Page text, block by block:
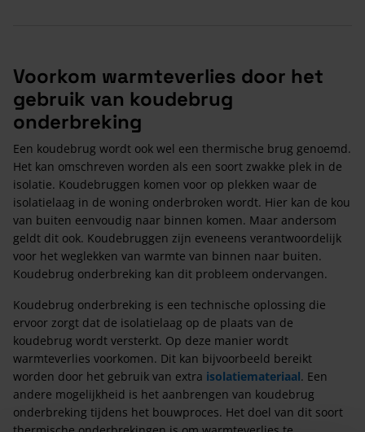
Voorkom warmteverlies door het
gebruik van koudebrug
onderbreking
Een koudebrug wordt ook wel een thermische brug genoemd.
Het kan omschreven worden als een soort zwakke plek in de
isolatie. Koudebruggen komen voor op plekken waar de
isolatielaag in de woning onderbroken wordt. Hier kan de kou
van buiten eenvoudig naar binnen komen. Maar andersom
geldt dit ook. Koudebruggen zijn eveneens verantwoordelijk
voor het weglekken van warmte van binnen naar buiten.
Koudebrug onderbreking kan dit probleem ondervangen.
Koudebrug onderbreking is een technische oplossing die
ervoor zorgt dat de isolatielaag op de plaats van de
koudebrug wordt versterkt. Op deze manier wordt
warmteverlies voorkomen. Dit kan bijvoorbeeld bereikt
worden door het gebruik van extra isolatiemateriaal. Een
andere mogelijkheid is het aanbrengen van koudebrug
onderbreking tijdens het bouwproces. Het doel van dit soort